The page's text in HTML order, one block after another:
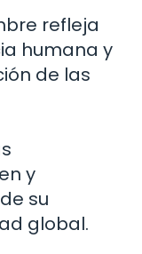
refleja
humana y
de las
y
su
global.